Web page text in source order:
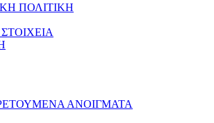
ΠΟΛΙΤΙΚΗ
ΑΝΟΙΓΜΑΤΑ